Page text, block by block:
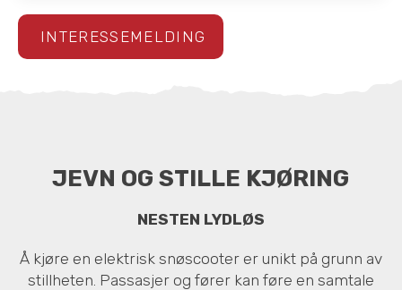
INTERESSEMELDING
JEVN OG STILLE KJØRING
NESTEN LYDLØS
Å kjøre en elektrisk snøscooter er unikt på grunn av
stillheten. Passasjer og fører kan føre en samtale